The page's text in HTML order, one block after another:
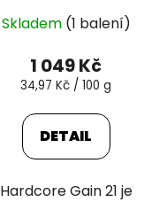
Skladem (1 balení)
1 049 Kč
Měrná
34,97 Kč / 100 g
DETAIL
Hardcore Gain 21 je